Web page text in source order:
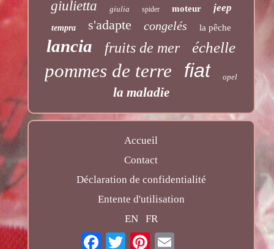
giulietta giulia spider moteur jeep
tempra s'adapte congelés la pêche
lancia fruits de mer échelle
pommes de terre fiat opel
la maladie
Accueil
Contact
Déclaration de confidentialité
Entente d'utilisation
EN
FR